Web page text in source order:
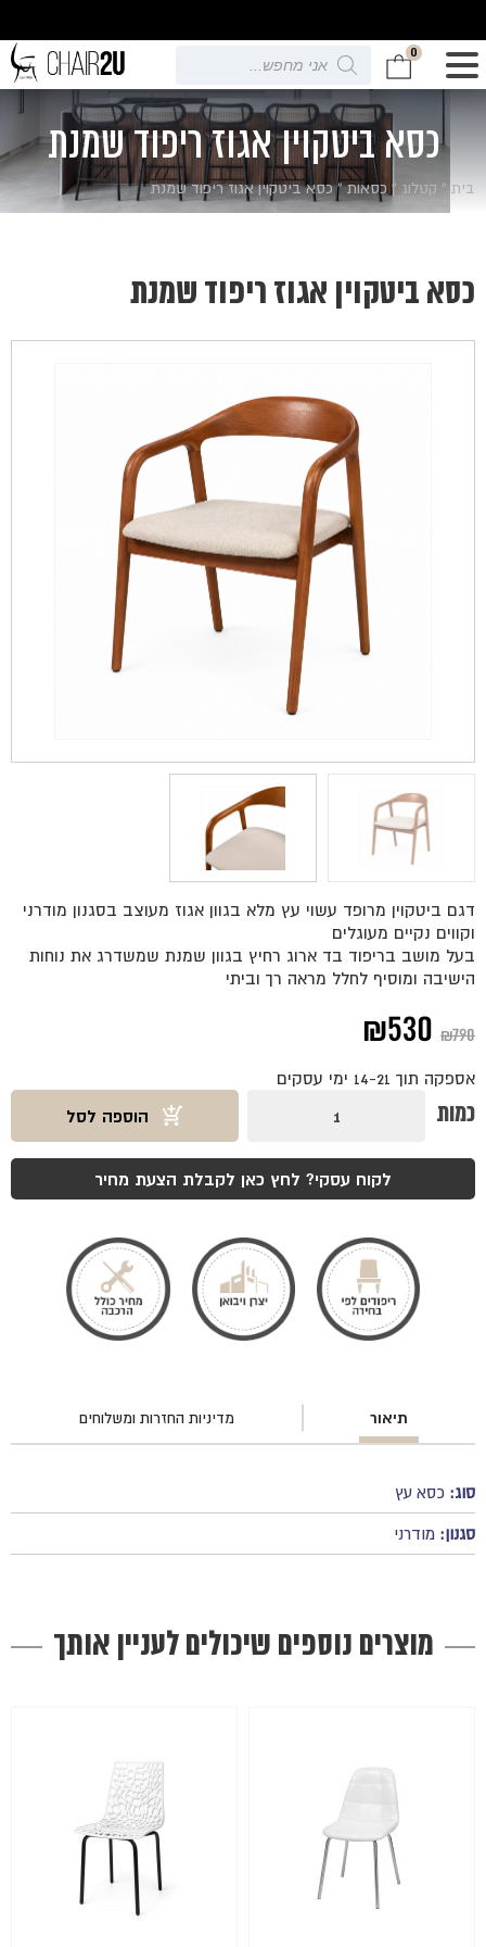
0
Products
search
כסא ביטקוין אגוז ריפוד שמנת
בית » קטלוג » כסאות»כסא ביטקוין אגוז ריפוד שמנת
דגם ביטקוין מרופד עשוי עץ מלא בגוון אגוז מעוצב בסגנון מודרני
וקווים נקיים מעוגלים
בעל מושב בריפוד בד ארוג רחיץ בגוון שמנת שמשדרג את נוחות
הישיבה ומוסיף לחלל מראה רך וביתי
₪790
המחיר
המקורי
₪790.
₪530
הנוכחי
הוא:
₪530.
אספקה תוך 14-21 ימי עסקים
כמות
ביטקוין
ריפוד
הוספה לסל
לקוח עסקי? לחץ כאן לקבלת הצעת מחיר
תיאור מדיניות החזרות ומשלוחים
סוג: כסא עץ
סגנון: מודרני
כסא ביטקוין אגוז ריפוד שמנת
מוצרים נוספים שיכולים לעניין אותך